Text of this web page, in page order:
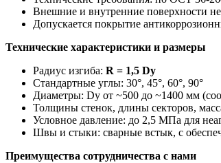
Внешние и внутренние поверхности
Допускается покрытие
Технические характеристики и размеры
Радиус изгиба: R = 1,5 Dу
Стандартные углы: 30°, 45°, 60°, 90°
Диаметры: Dу от ~500 до ~1400 мм
Толщины стенок, длины секторов,
Условное давление: до 2,5 МПа для
Швы и стыки: сварные встык, с
Преимущества сотрудничества с нами